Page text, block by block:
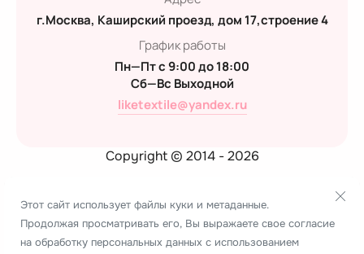
г.Москва, Каширский проезд, дом 17,строение 4
График работы
Пн—Пт с 9:00 до 18:00
Сб—Вс Выходной
liketextile@yandex.ru
Copyright © 2014 - 2026
Создание сайта:megagroup.ru
Этот сайт использует файлы куки и метаданные.
Продолжая просматривать его, Вы выражаете свое согласие
на обработку персональных данных с использованием